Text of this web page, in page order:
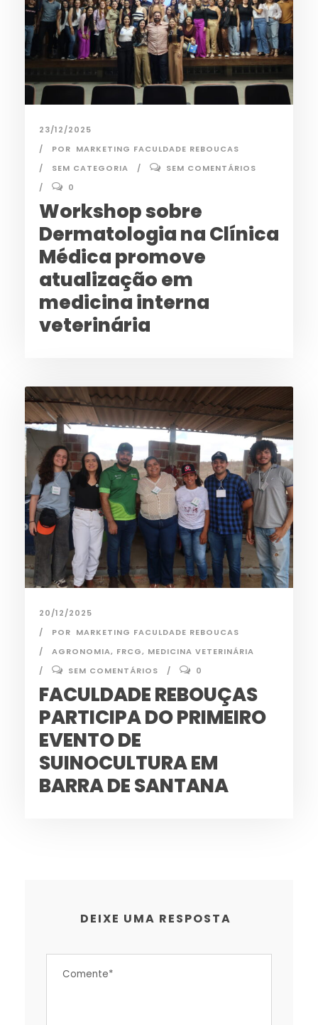
23/12/2025
POR MARKETING FACULDADE REBOUCAS
SEM CATEGORIA
SEM COMENTÁRIOS
0
Workshop sobre
Dermatologia na Clínica
Médica promove
atualização em
medicina interna
veterinária
20/12/2025
POR MARKETING FACULDADE REBOUCAS
AGRONOMIA, FRCG, MEDICINA VETERINÁRIA
SEM COMENTÁRIOS
0
FACULDADE REBOUÇAS
PARTICIPA DO PRIMEIRO
EVENTO DE
SUINOCULTURA EM
BARRA DE SANTANA
DEIXE UMA RESPOSTA